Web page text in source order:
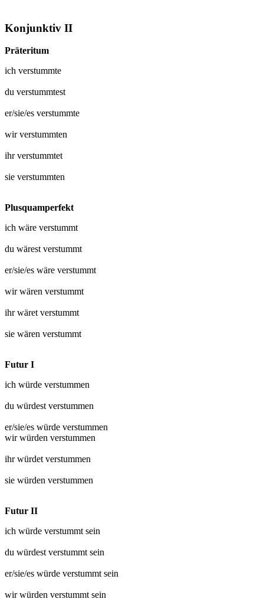
Konjunktiv II
Präteritum
ich verstummte
du verstummtest
er/sie/es verstummte
wirverstummten
ihrverstummtet
sie verstummten
Plusquamperfekt
ich wäre verstummt
du wärestverstummt
er/sie/es wäre verstummt
wir wären verstummt
ihr wäretverstummt
sie wären verstummt
Futur I
ich würde verstummen
du würdestverstummen
er/sie/es würde verstummen
wir würden verstummen
ihr würdetverstummen
sie würden verstummen
Futur II
ich würde verstummtsein
du würdestverstummtsein
er/sie/es würde verstummtsein
wir würden verstummtsein